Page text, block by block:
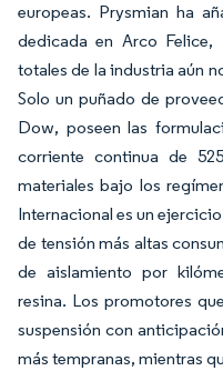
europeas. Prysmian ha
dedicada en Arco Felice,
totales de la industria aún
Solo un puñado de
Dow, poseen las
corriente continua de
materiales bajo los
Internacional es un
de tensión más altas
de aislamiento por
resina. Los promotores
suspensión con
más tempranas, mientras